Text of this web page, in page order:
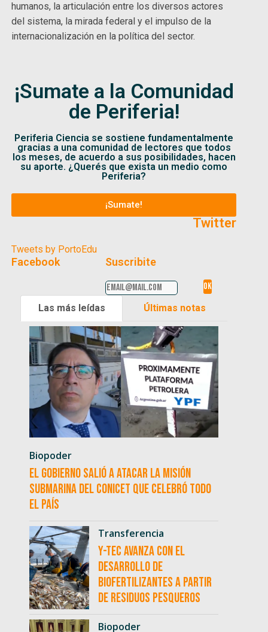
humanos, la articulación entre los diversos actores
del sistema, la mirada federal y el impulso de la
internacionalización en la política del sector.
¡Sumate a la Comunidad
de Periferia!
Periferia Ciencia se sostiene fundamentalmente
gracias a una comunidad de lectores que todos
los meses, de acuerdo a sus posibilidades, hacen
su aporte. ¿Querés que exista un medio como
Periferia?
¡Sumate!
Twitter
Tweets by PortoEdu
Facebook Suscribite
Las más leídas Últimas notas
Biopoder
El Gobierno salió a atacar la misión
submarina del CONICET que celebró todo
el país
Transferencia
Y-TEC avanza con el
desarrollo de
biofertilizantes a partir
de residuos pesqueros
Biopoder